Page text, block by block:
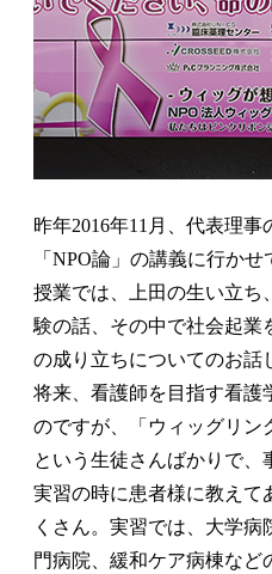
昨年2016年11月、代表理
「NPO論」の講義に行かせ
授業では、上田の生い立ち
験の話、その中で社会起業
の成り立ちについてのお話
将来、看護師を目指す看護
のですが、「ウィッグリン
という生徒さんばかりで、
実習の時に患者様に教えて
くさん。実習では、大学
門病院、緩和ケア病棟など